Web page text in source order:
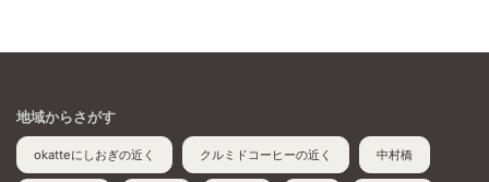
地域からさがす
okatteにしおぎの近く クルミドコーヒーの近く 中村橋